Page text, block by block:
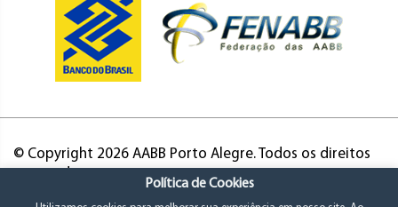
© Copyright 2026 AABB Porto Alegre. Todos os direitos
Política de Cookies